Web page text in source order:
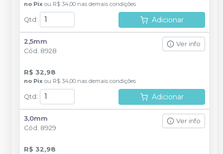
no Pix ou R$ 34,00 nas demais condições
Qtd : Adicionar
2,5mm
Cód. 8928
Ver info
R$ 32,98
no Pix ou R$ 34,00 nas demais condições
Qtd : Adicionar
3,0mm
Cód. 8929
Ver info
R$ 32,98